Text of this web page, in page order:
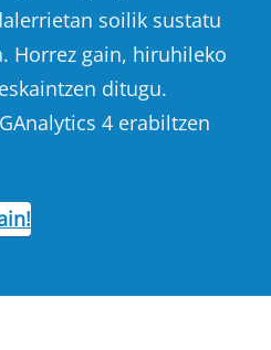
soilik sustatu
Horrez gain, hiruhileko
ditugu.
4 erabiltzen